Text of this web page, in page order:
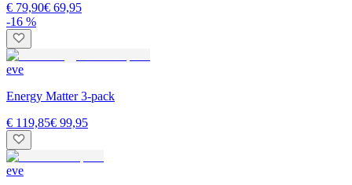
€ 79,90€ 69,95
-16 %
eve
Energy Matter 3-pack
€ 119,85€ 99,95
eve